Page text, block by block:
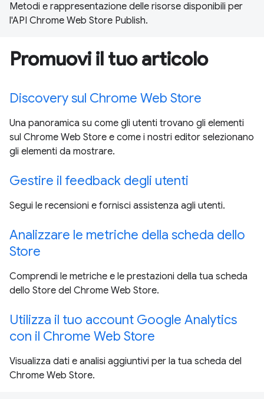
Metodi e rappresentazione delle risorse disponibili per
l'API Chrome Web Store Publish.
Promuovi il tuo articolo
Discovery sul Chrome Web Store
Una panoramica su come gli utenti trovano gli elementi
sul Chrome Web Store e come i nostri editor selezionano
gli elementi da mostrare.
Gestire il feedback degli utenti
Segui le recensioni e fornisci assistenza agli utenti.
Analizzare le metriche della scheda dello
Store
Comprendi le metriche e le prestazioni della tua scheda
dello Store del Chrome Web Store.
Utilizza il tuo account Google Analytics
con il Chrome Web Store
Visualizza dati e analisi aggiuntivi per la tua scheda del
Chrome Web Store.